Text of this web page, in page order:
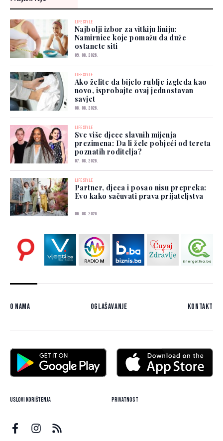
LIFESTYLE
Najbolji izbor za vitkiju liniju:
Namirnice koje pomažu da duže
ostanete siti
09. 08. 2026.
LIFESTYLE
Ako želite da bijelo rublje izgleda kao
novo, isprobajte ovaj jednostavan
savjet
08. 08. 2026.
LIFESTYLE
Sve više djece slavnih mijenja
prezimena: Da li žele pobjeći od tereta
poznatih roditelja?
07. 08. 2026.
LIFESTYLE
Partner, djeca i posao nisu prepreka:
Evo kako sačuvati prava prijateljstva
06. 08. 2026.
O nama Oglašavanje Kontakt
Uslovi korištenja Privatnost